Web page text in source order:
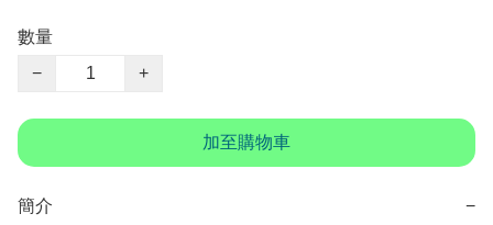
數量
−
+
加至購物車
簡介 −